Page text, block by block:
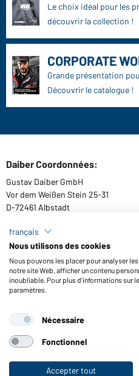
Vers la boutique
Le choix idéal pour les
découvrir la collection !
CORPORATE
Grande présentation
Découvrir le catalogue !
Daiber Coordonnées:
Gustav Daiber GmbH
Vor dem Weißen Stein 25-31
D-72461 Albstadt
Télécharger ou
Lien aux catalogues
Conditions générales
Mentions
Protection des données
© 2026 Daiber
français
Nous utilisons des cookies
Nous pouvons les placer pour analyser
notre site Web, afficher un contenu
inoubliable. Pour plus d'informations sur
paramètres.
Nécessaire
Fonctionnel
Accepter tout